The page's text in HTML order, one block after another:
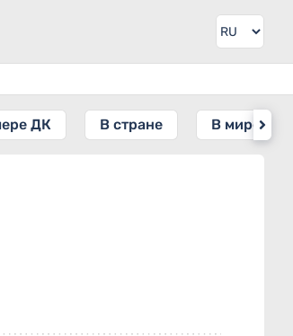
ДК В стране В мире